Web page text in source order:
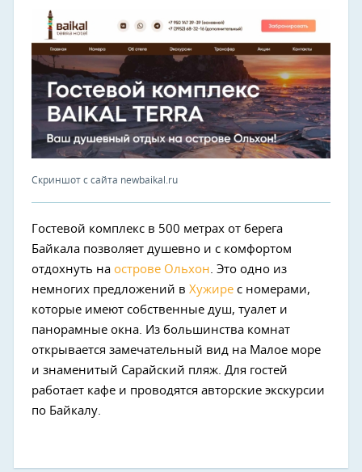
Скриншот с сайта newbaikal.ru
Гостевой комплекс в 500 метрах от берега
Байкала позволяет душевно и с комфортом
отдохнуть на острове Ольхон. Это одно из
немногих предложений в Хужире с номерами,
которые имеют собственные душ, туалет и
панорамные окна. Из большинства комнат
открывается замечательный вид на Малое море
и знаменитый Сарайский пляж. Для гостей
работает кафе и проводятся авторские экскурсии
по Байкалу.